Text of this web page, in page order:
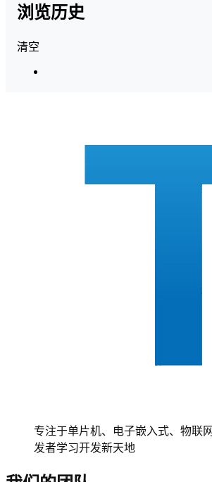
浏览历史
清空
专注于单片机、电子嵌入式、物联
发者学习开发新天地